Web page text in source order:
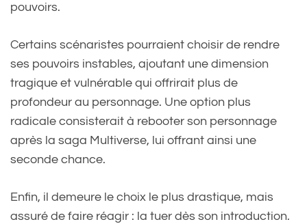
pouvoirs.
Certains scénaristes pourraient choisir de rendre
ses pouvoirs instables, ajoutant une dimension
tragique et vulnérable qui offrirait plus de
profondeur au personnage. Une option plus
radicale consisterait à rebooter son personnage
après la saga Multiverse, lui offrant ainsi une
seconde chance.
Enfin, il demeure le choix le plus drastique, mais
assuré de faire réagir : la tuer dès son introduction.